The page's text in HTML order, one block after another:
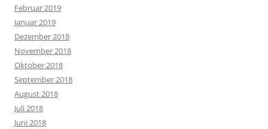
Februar 2019
Januar 2019
Dezember 2018
November 2018
Oktober 2018
September 2018
August 2018
Juli 2018
Juni 2018